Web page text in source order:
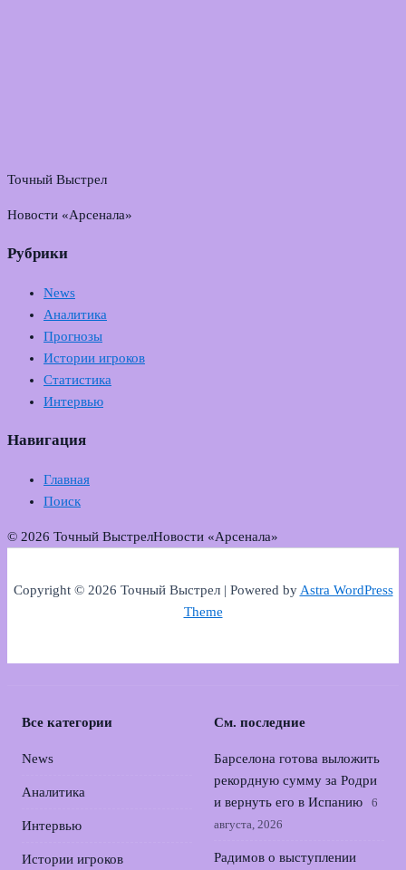
Точный Выстрел
Новости «Арсенала»
Рубрики
News
Аналитика
Прогнозы
Истории игроков
Статистика
Интервью
Навигация
Главная
Поиск
© 2026 Точный ВыстрелНовости «Арсенала»
Copyright © 2026 Точный Выстрел | Powered byAstra WordPress
Theme
Все категории
News
Аналитика
Интервью
Истории игроков
См. последние
Барселона готова выложить
рекордную сумму за Родри
и вернуть его в Испанию
6
августа, 2026
Радимов о выступлении